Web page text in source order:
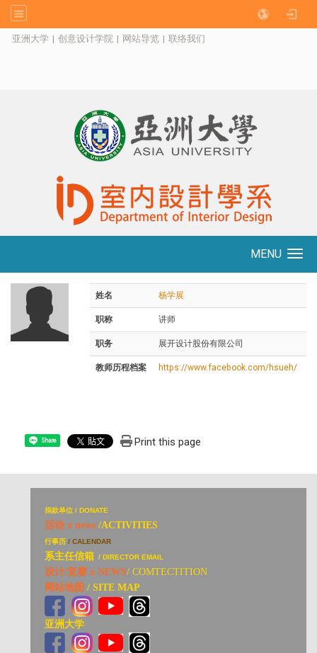
亚洲大学 | 创意设计学院 | 网站导览 | 联络我们
MENU
姓名 杨学展
职称 讲师
职务 展开设计股份有限公司
教师历程档案 https://www.facebook.com/hsueh/
Share Print this page
捐款单位 / DONATE
活动 x news /ACTIVITIES
行事历 / CALENDAR
系主任信箱 / DIRECTOR EMAIL
设计/竞赛 x NEWS/ COMTECTITION
网站地图 / SITE MAP
亚洲大学